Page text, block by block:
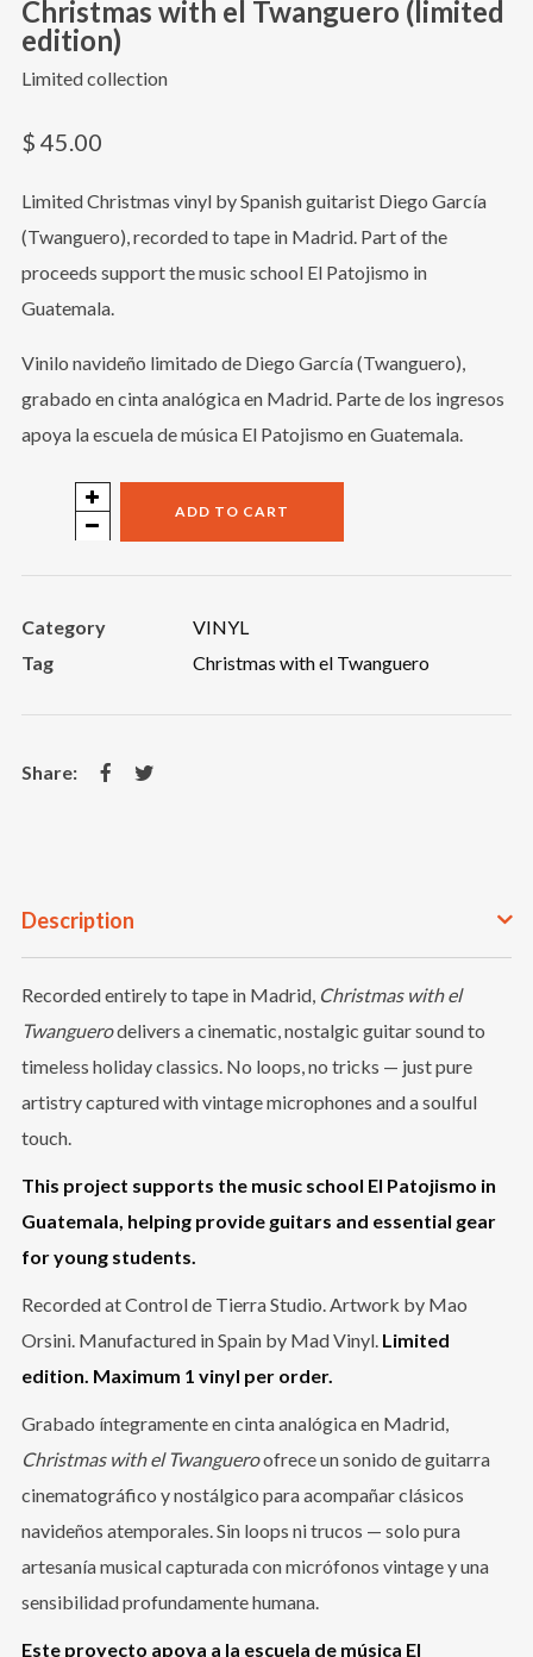
Christmas with el Twanguero (limited
edition)
Limited collection
$ 45.00
Limited Christmas vinyl by Spanish guitarist Diego García
(Twanguero), recorded to tape in Madrid. Part of the
proceeds support the music school El Patojismo in
Guatemala.
Vinilo navideño limitado de Diego García (Twanguero),
grabado en cinta analógica en Madrid. Parte de los ingresos
apoya la escuela de música El Patojismo en Guatemala.
Christmas
(limited
edition)
quantity
ADD TO CART
Category
VINYL
Tag
Christmas with el Twanguero
Description
Recorded entirely to tape in Madrid, Christmas with el
Twanguerodelivers a cinematic, nostalgic guitar sound to
timeless holiday classics. No loops, no tricks — just pure
artistry captured with vintage microphones and a soulful
touch.
This project supports the music school El Patojismo in
Guatemala, helping provide guitars and essential gear
for young students.
Recorded at Control de Tierra Studio. Artwork by Mao
Orsini. Manufactured in Spain by Mad Vinyl. Limited
edition. Maximum 1 vinyl per order.
Grabado íntegramente en cinta analógica en Madrid,
Christmas with el Twangueroofrece un sonido de guitarra
cinematográfico y nostálgico para acompañar clásicos
navideños atemporales. Sin loops ni trucos — solo pura
artesanía musical capturada con micrófonos vintage y una
sensibilidad profundamente humana.
Este proyecto apoya a la escuela de música El